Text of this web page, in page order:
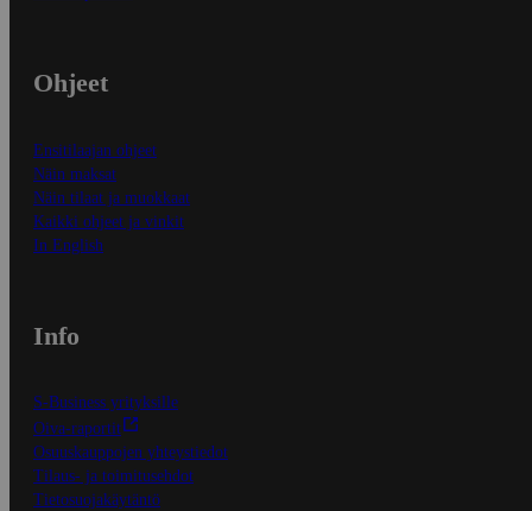
Ohjeet
Ensitilaajan ohjeet
Näin maksat
Näin tilaat ja muokkaat
Kaikki ohjeet ja vinkit
In English
Info
S-Business yrityksille
Oiva-raportit
Osuuskauppojen yhteystiedot
Tilaus- ja toimitusehdot
Tietosuojakäytäntö